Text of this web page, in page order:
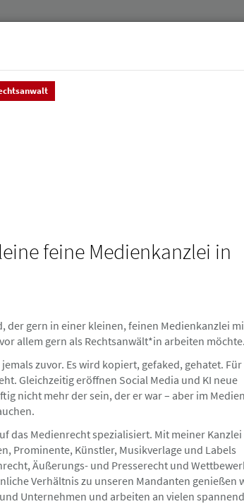
mit (erster)
w/m/d
Hamburg
feine Medienkanzlei in
der gern in einer kleinen, feinen Medienkanzlei
allem gern als Rechtsanwält*in arbeiten möchte.
zuvor. Es wird kopiert, gefaked, gehatet.
Gleichzeitig eröffnen Social Media und KI neue
nicht mehr der sein, der er war – aber im
das Medienrecht spezialisiert. Mit meiner
Prominente, Künstler, Musikverlage und Labels
Äußerungs- und Presserecht und
Verhältnis zu unseren Mandanten genießen
Unternehmen und arbeiten an vielen